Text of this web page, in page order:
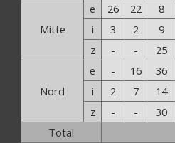
Mitte
e 26 22 8
i
3 2 9
z
- - 25
Nord
e - 16 36
i
2 7 14
z
- - 30
Total